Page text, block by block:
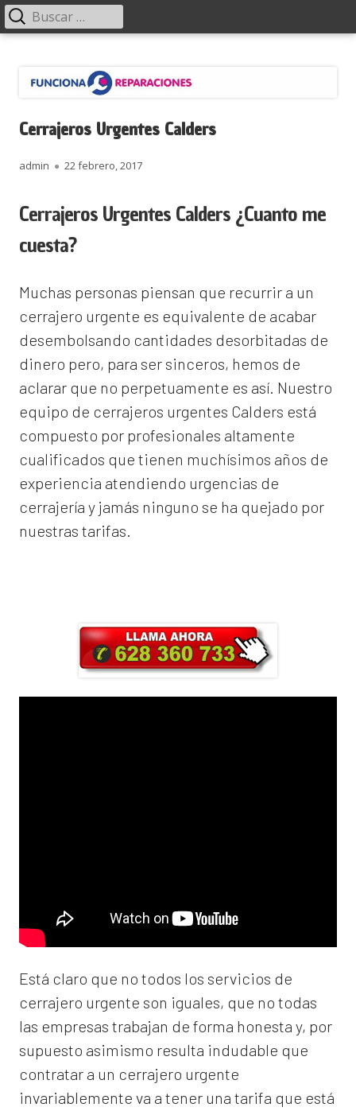
contenido
Menú
principal Buscar:
Cerrajeros Urgentes Calders
Autor
admin
Publicado
22 febrero, 2017
Cerrajeros Urgentes Calders ¿Cuanto me
cuesta?
Muchas personas piensan que recurrir a un
cerrajero urgente es equivalente de acabar
desembolsando cantidades desorbitadas de
dinero pero, para ser sinceros, hemos de
aclarar que no perpetuamente es así. Nuestro
equipo de cerrajeros urgentes Calders está
compuesto por profesionales altamente
cualificados que tienen muchísimos años de
experiencia atendiendo urgencias de
cerrajería y jamás ninguno se ha quejado por
nuestras tarifas.
Está claro que no todos los servicios de
cerrajero urgente son iguales, que no todas
las empresas trabajan de forma honesta y, por
supuesto asimismo resulta indudable que
contratar a un cerrajero urgente
invariablemente va a tener una tarifa que está